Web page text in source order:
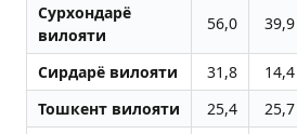
Сурхондарё
вилояти
56,0 39,9
Сирдарё вилояти 31,8 14,4
Тошкент вилояти
25,4 25,7